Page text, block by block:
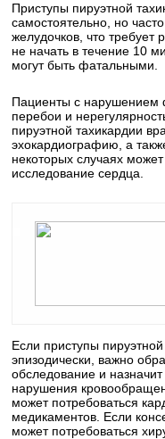
Приступы пируэтной
самостоятельно, но
желудочков, что
не начать в течение 10
могут быть фатальными.
Пациенты с нарушением
перебои и
пируэтной тахикардии
эхокардиографию, а
некоторых случаях может
исследование сердца.
Если приступы
эпизодически, важно
обследование и
нарушения
может потребоваться
медикаментов. Если
может потребоваться